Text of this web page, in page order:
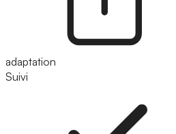
adaptation
Suivi